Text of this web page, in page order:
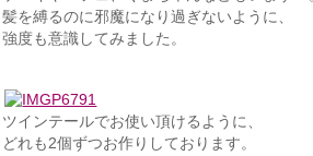
髪を縛るのに邪魔になり過ぎないように、
強度も意識してみました。
ツインテールでお使い頂けるように、
どれも2個ずつお作りしております。